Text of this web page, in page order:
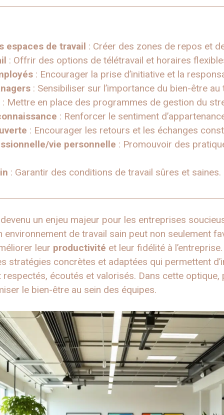
espaces de travail : Créer des zones de repos et
: Offrir des options de télétravail et horaires
: Encourager la prise d’initiative et la
: Sensibiliser sur l’importance du bien-être au
: Mettre en place des programmes de gestion du
: Renforcer le sentiment
: Encourager les retours et les échanges
vie personnelle : Promouvoir des
: Garantir des conditions de travail sûres et saines.
un enjeu majeur pour les entreprises
environnement de travail sain peut non seulement
leur productivité et leur fidélité à
stratégies concrètes et adaptées qui permettent
écoutés et valorisés. Dans cette
le bien-être au sein des équipes.